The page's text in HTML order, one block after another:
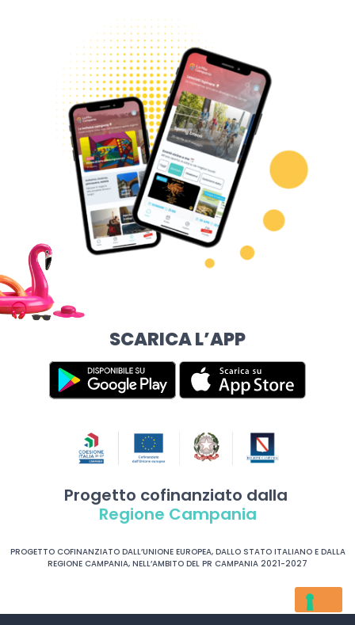
SCARICA L’APP
Progetto cofinanziato dalla
Regione Campania
PROGETTO COFINANZIATO DALL’UNIONE EUROPEA, DALLO STATO ITALIANO E DALLA
REGIONE CAMPANIA, NELL’AMBITO DEL PR CAMPANIA 2021-2027